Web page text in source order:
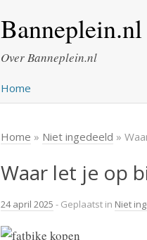
Banneplein.nl
Over Banneplein.nl
Home
Home » Niet ingedeeld »
Waar let je op
24 april 2025 - Geplaatst in Niet